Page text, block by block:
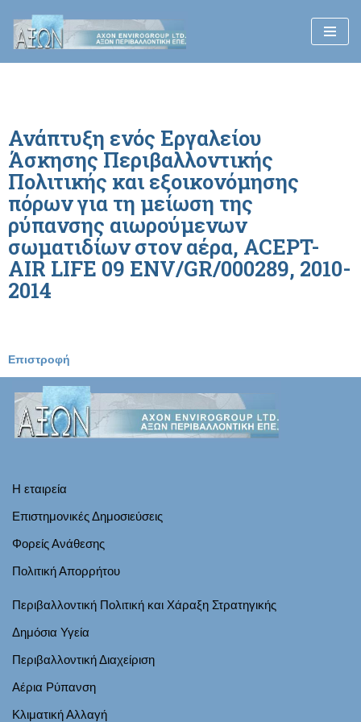
Μεταπηδήστε
στο
Ανάπτυξη ενός Εργαλείου
Άσκησης Περιβαλλοντικής
Πολιτικής και εξοικονόμησης
πόρων για τη μείωση της
ρύπανσης αιωρούμενων
σωματιδίων στον αέρα, ACEPT-
AIR LIFE 09 ENV/GR/000289, 2010-
2014
Επιστροφή
Η εταιρεία
Επιστημονικές Δημοσιεύσεις
Φορείς Ανάθεσης
Πολιτική Απορρήτου
Περιβαλλοντική Πολιτική και Χάραξη Στρατηγικής
Δημόσια Υγεία
Περιβαλλοντική Διαχείριση
Αέρια Ρύπανση
Κλιματική Αλλαγή